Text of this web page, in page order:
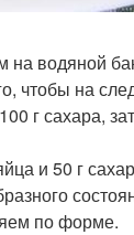
водяной
чтобы на
г сахара,
и 50 г
по форме.